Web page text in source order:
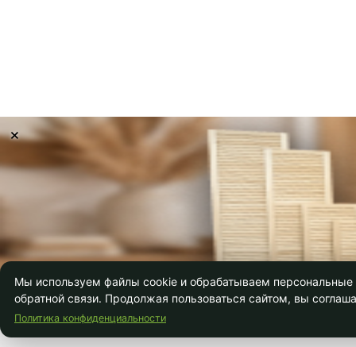
×
Мы используем файлы cookie и обрабатываем персональные
обратной связи. Продолжая пользоваться сайтом, вы
Политика конфиденциальности